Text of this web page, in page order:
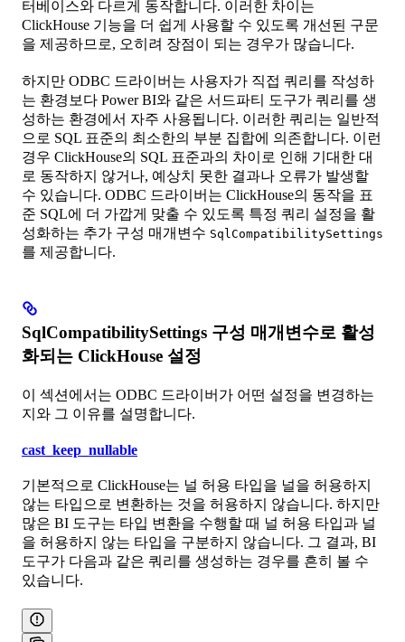
터베이스와 다르게 동작합니다. 이러한 차이는
ClickHouse 기능을 더 쉽게 사용할 수 있도록 개선된 구문
을 제공하므로, 오히려 장점이 되는 경우가 많습니다.
하지만 ODBC 드라이버는 사용자가 직접 쿼리를 작성하
는 환경보다 Power BI와 같은 서드파티 도구가 쿼리를 생
성하는 환경에서 자주 사용됩니다. 이러한 쿼리는 일반적
으로 SQL 표준의 최소한의 부분 집합에 의존합니다. 이런
경우 ClickHouse의 SQL 표준과의 차이로 인해 기대한 대
로 동작하지 않거나, 예상치 못한 결과나 오류가 발생할
수 있습니다. ODBC 드라이버는 ClickHouse의 동작을 표
준 SQL에 더 가깝게 맞출 수 있도록 특정 쿼리 설정을 활
성화하는 추가 구성 매개변수 SqlCompatibilitySettings
를 제공합니다.
SqlCompatibilitySettings 구성 매개변수로 활성
화되는 ClickHouse 설정
이 섹션에서는 ODBC 드라이버가 어떤 설정을 변경하는
지와 그 이유를 설명합니다.
cast_keep_nullable
기본적으로 ClickHouse는 널 허용 타입을 널을 허용하지
않는 타입으로 변환하는 것을 허용하지 않습니다. 하지만
많은 BI 도구는 타입 변환을 수행할 때 널 허용 타입과 널
을 허용하지 않는 타입을 구분하지 않습니다. 그 결과, BI
도구가 다음과 같은 쿼리를 생성하는 경우를 흔히 볼 수
있습니다.